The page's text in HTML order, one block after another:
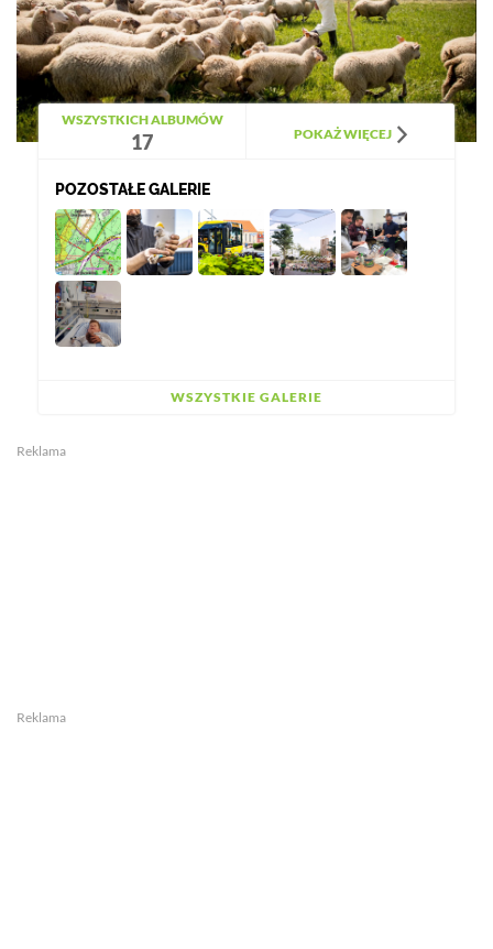
WSZYSTKICH ALBUMÓW
17 POKAŻ WIĘCEJ
POZOSTAŁE GALERIE
WSZYSTKIE GALERIE
Reklama
Reklama